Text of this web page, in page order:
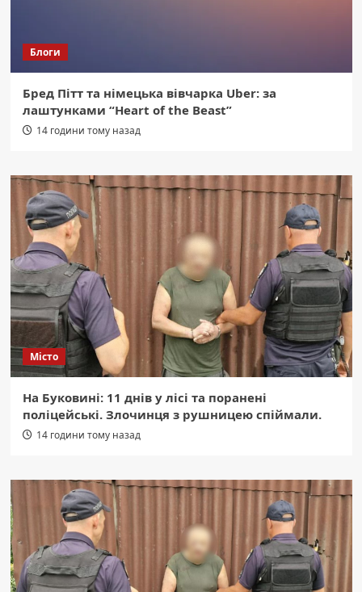
Блоги
Бред Пітт та німецька вівчарка Uber: за
лаштунками “Heart of the Beast”
14 години тому назад
Місто
На Буковині: 11 днів у лісі та поранені
поліцейські. Злочинця з рушницею спіймали.
14 години тому назад